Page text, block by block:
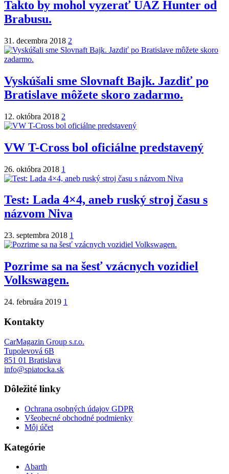
Takto by mohol vyzerať UAZ Hunter od
Brabusu.
31. decembra 2018 2
Vyskúšali sme Slovnaft Bajk. Jazdiť po
Bratislave môžete skoro zadarmo.
12. októbra 2018 2
VW T-Cross bol oficiálne predstavený
26. októbra 2018 1
Test: Lada 4×4, aneb ruský stroj času s
názvom Niva
23. septembra 2018 1
Pozrime sa na šesť vzácnych vozidiel
Volkswagen.
24. februára 2019 1
Kontakty
CarMagazin Group s.r.o.
Tupolevová 6B
851 01 Bratislava
info@spiatocka.sk
Dôležité linky
Ochrana osobných údajov GDPR
Všeobecné obchodné podmienky
Môj účet
Kategórie
Abarth